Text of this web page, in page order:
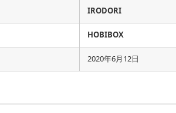
IRODORI
HOBIBOX
2020年6月12日